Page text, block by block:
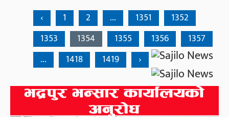
‹ 1 2 ... 1351
1352
1353
1354 1355 1356
1357
...
1418 1419 ›